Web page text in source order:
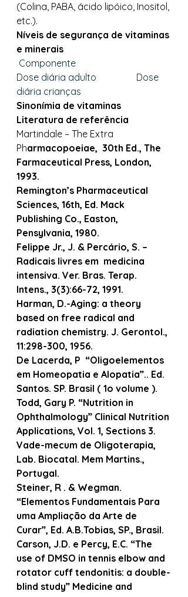
(Colina, PABA, ácido lipóico, Inositol,
etc.).
Níveis de segurança de vitaminas
e minerais
Componente
Dose diária adulto                 Dose
diária crianças
Sinonímia de vitaminas
Literatura de referência
Martindale – The Extra
Pharmacopoeiae,  30th Ed., The
Farmaceutical Press, London,
1993.
Remington’s Pharmaceutical
Sciences, 16th, Ed. Mack
Publishing Co., Easton,
Pensylvania, 1980.
Felippe Jr., J. & Percário, S. –
Radicais livres em  medicina
intensiva. Ver. Bras. Terap.
Intens., 3(3):66-72, 1991.
Harman, D.-Aging: a theory
based on free radical and
radiation chemistry. J. Gerontol.,
11:298-300, 1956.
De Lacerda, P  “Oligoelementos
em Homeopatia e Alopatia”.. Ed.
Santos. SP. Brasil ( 1o volume ).
Todd, Gary P. “Nutrition in
Ophthalmology” Clinical Nutrition
Applications, Vol. 1, Sections 3.
Vade-mecum de Oligoterapia,
Lab. Biocatal. Mem Martins.,
Portugal.
Steiner, R . & Wegman.
“Elementos Fundamentais Para
uma Ampliação da Arte de
Curar”, Ed. A.B.Tobias, SP., Brasil.
Carson, J.D. e Percy, E.C. “The
use of DMSO in tennis elbow and
rotator cuff tendonitis: a double-
blind study” Medicine and